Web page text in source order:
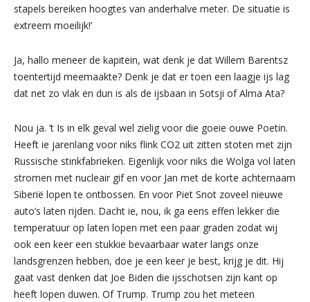
stapels bereiken hoogtes van anderhalve meter. De situatie is
extreem moeilijk!’
Ja, hallo meneer de kapitein, wat denk je dat Willem Barentsz
toentertijd meemaakte? Denk je dat er toen een laagje ijs lag
dat net zo vlak en dun is als de ijsbaan in Sotsji of Alma Ata?
Nou ja. ’t Is in elk geval wel zielig voor die goeie ouwe Poetin.
Heeft ie jarenlang voor niks flink CO2 uit zitten stoten met zijn
Russische stinkfabrieken. Eigenlijk voor niks die Wolga vol laten
stromen met nucleair gif en voor Jan met de korte achternaam
Siberië lopen te ontbossen. En voor Piet Snot zoveel nieuwe
auto’s laten rijden. Dacht ie, nou, ik ga eens effen lekker die
temperatuur op laten lopen met een paar graden zodat wij
ook een keer een stukkie bevaarbaar water langs onze
landsgrenzen hebben, doe je een keer je best, krijg je dit. Hij
gaat vast denken dat Joe Biden die ijsschotsen zijn kant op
heeft lopen duwen. Of Trump. Trump zou het meteen